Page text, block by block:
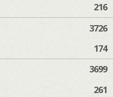
216
3726
174
3699
261